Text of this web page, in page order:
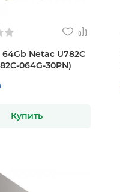
Netac U782C
064G-30PN)
Купить